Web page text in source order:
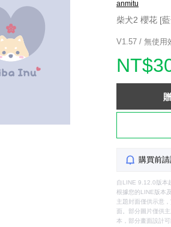
anmitu
柴犬2 櫻花 [
V1.57 / 無使用
購買前
自LINE 9.12.0版本
根據您的LINE版本
主題封面僅供示意
面。部分圖片僅供
本，部分畫面設計